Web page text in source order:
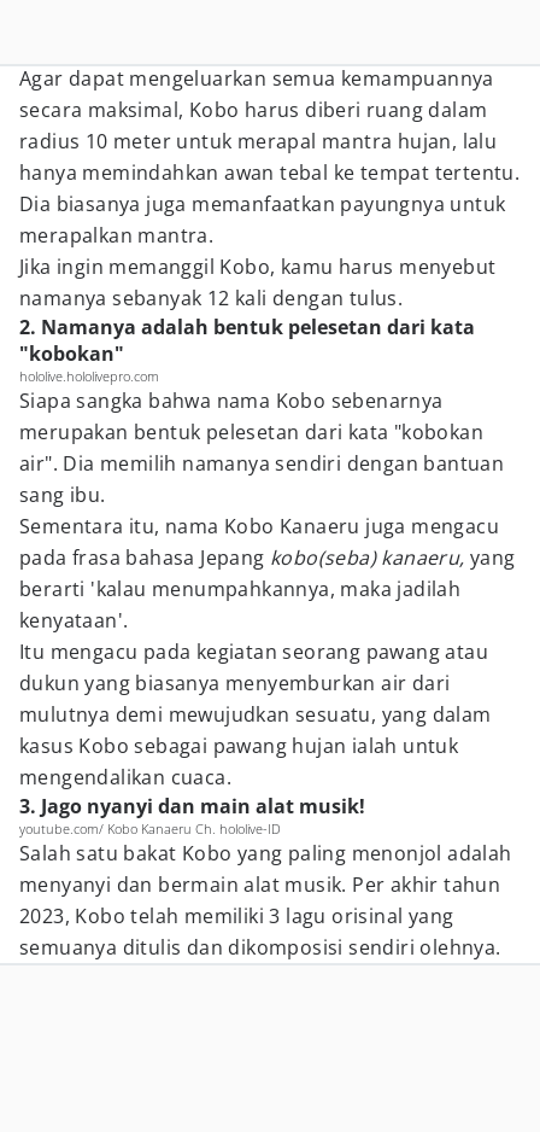
Agar dapat mengeluarkan semua kemampuannya
secara maksimal, Kobo harus diberi ruang dalam
radius 10 meter untuk merapal mantra hujan, lalu
hanya memindahkan awan tebal ke tempat tertentu.
Dia biasanya juga memanfaatkan payungnya untuk
merapalkan mantra.
Jika ingin memanggil Kobo, kamu harus menyebut
namanya sebanyak 12 kali dengan tulus.
2. Namanya adalah bentuk pelesetan dari kata
"kobokan"
hololive.hololivepro.com
Siapa sangka bahwa nama Kobo sebenarnya
merupakan bentuk pelesetan dari kata "kobokan
air". Dia memilih namanya sendiri dengan bantuan
sang ibu.
Sementara itu, nama Kobo Kanaeru juga mengacu
pada frasa bahasa Jepang kobo(seba) kanaeru, yang
berarti 'kalau menumpahkannya, maka jadilah
kenyataan'.
Itu mengacu pada kegiatan seorang pawang atau
dukun yang biasanya menyemburkan air dari
mulutnya demi mewujudkan sesuatu, yang dalam
kasus Kobo sebagai pawang hujan ialah untuk
mengendalikan cuaca.
3. Jago nyanyi dan main alat musik!
youtube.com/ Kobo Kanaeru Ch. hololive-ID
Salah satu bakat Kobo yang paling menonjol adalah
menyanyi dan bermain alat musik. Per akhir tahun
2023, Kobo telah memiliki 3 lagu orisinal yang
semuanya ditulis dan dikomposisi sendiri olehnya.